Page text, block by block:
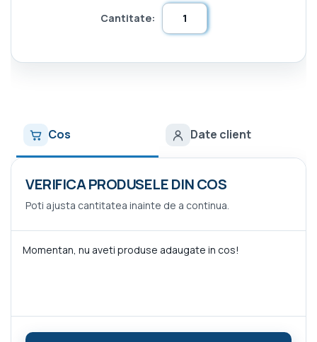
Cantitate:
Cos Date client
VERIFICA PRODUSELE DIN COS
Poti ajusta cantitatea inainte de a continua.
Momentan, nu aveti produse adaugate in cos!